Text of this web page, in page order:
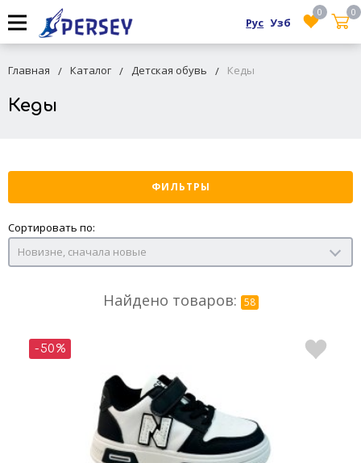
0
0
Рус Узб
Главная Каталог Детская обувь Кеды
Кеды
ФИЛЬТРЫ
Сортировать по:
Новизне, сначала новые
Найдено товаров: 58
-50%